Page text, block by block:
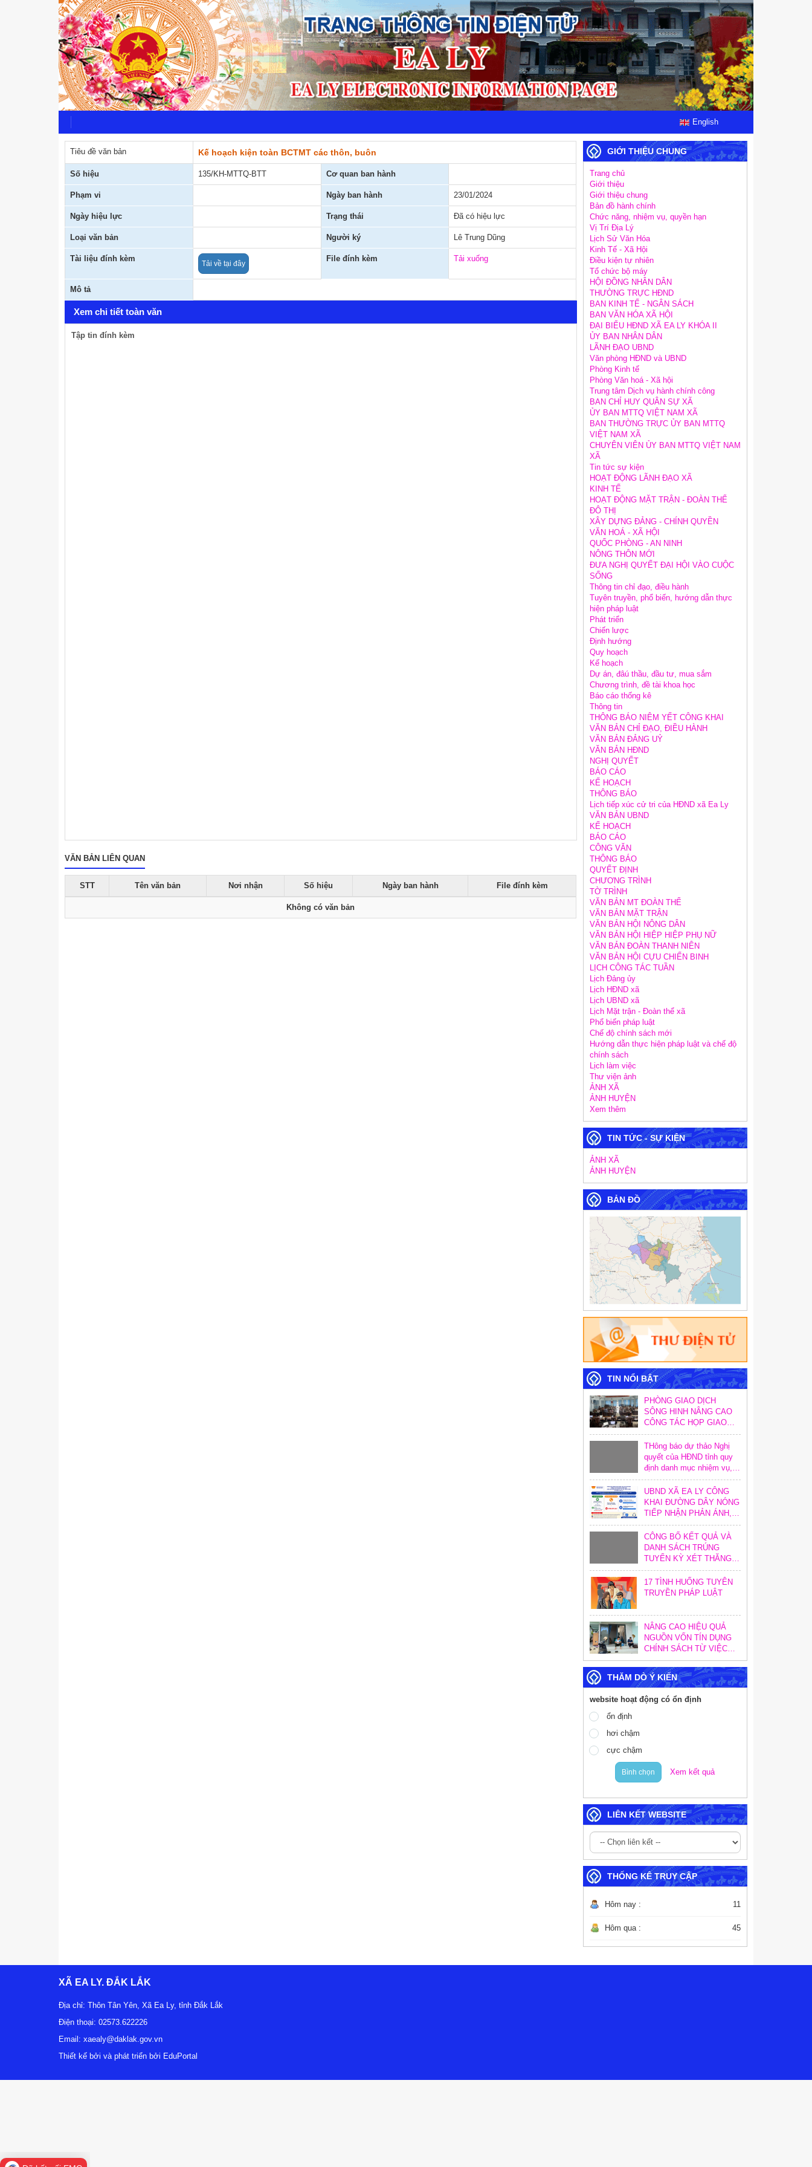
English
Tiêu đề văn bản Kế hoạch kiện toàn BCTMT các thôn, buôn
Số hiệu 135/KH-MTTQ-BTT Cơ quan ban hành
Phạm vi Ngày ban hành 23/01/2024
Ngày hiệu lực Trạng thái Đã có hiệu lực
Loại văn bản Người ký Lê Trung Dũng
Tài liệu đính kèm
Tải về tại đây
File đính kèm Tải xuống
Mô tả
Xem chi tiết toàn văn
Tập tin đính kèm
VĂN BẢN LIÊN QUAN
STT Tên văn bản Nơi nhận Số hiệu Ngày ban hành File đính kèm
Không có văn bản
GIỚI THIỆU CHUNG
Trang chủ
Giới thiệu
Giới thiệu chung
Bản đồ hành chính
Chức năng, nhiệm vụ, quyền hạn
Vị Trí Địa Lý
Lịch Sử Văn Hóa
Kinh Tế - Xã Hội
Điều kiện tự nhiên
Tổ chức bộ máy
HỘI ĐỒNG NHÂN DÂN
THƯỜNG TRỰC HĐND
BAN KINH TẾ - NGÂN SÁCH
BAN VĂN HÓA XÃ HỘI
ĐẠI BIỂU HĐND XÃ EA LY KHÓA II
ỦY BAN NHÂN DÂN
LÃNH ĐẠO UBND
Văn phòng HĐND và UBND
Phòng Kinh tế
Phòng Văn hoá - Xã hội
Trung tâm Dịch vụ hành chính công
BAN CHỈ HUY QUÂN SỰ XÃ
ỦY BAN MTTQ VIỆT NAM XÃ
BAN THƯỜNG TRỰC ỦY BAN MTTQ
VIỆT NAM XÃ
CHUYÊN VIÊN ỦY BAN MTTQ VIỆT NAM
XÃ
Tin tức sự kiện
HOẠT ĐỘNG LÃNH ĐẠO XÃ
KINH TẾ
HOẠT ĐỘNG MẶT TRẬN - ĐOÀN THỂ
ĐÔ THỊ
XÂY DỰNG ĐẢNG - CHÍNH QUYỀN
VĂN HOÁ - XÃ HỘI
QUỐC PHÒNG - AN NINH
NÔNG THÔN MỚI
ĐƯA NGHỊ QUYẾT ĐẠI HỘI VÀO CUỘC
SỐNG
Thông tin chỉ đạo, điều hành
Tuyên truyền, phổ biến, hướng dẫn thực
hiện pháp luật
Phát triển
Chiến lược
Định hướng
Quy hoạch
Kế hoạch
Dự án, đâú thầu, đầu tư, mua sắm
Chương trình, đề tài khoa học
Báo cáo thống kê
Thông tin
THÔNG BÁO NIÊM YẾT CÔNG KHAI
VĂN BẢN CHỈ ĐẠO, ĐIỀU HÀNH
VĂN BẢN ĐẢNG UỶ
VĂN BẢN HĐND
NGHỊ QUYẾT
BÁO CÁO
KẾ HOẠCH
THÔNG BÁO
Lịch tiếp xúc cử tri của HĐND xã Ea Ly
VĂN BẢN UBND
KẾ HOẠCH
BÁO CÁO
CÔNG VĂN
THÔNG BÁO
QUYẾT ĐỊNH
CHƯƠNG TRÌNH
TỜ TRÌNH
VĂN BẢN MT ĐOÀN THỂ
VĂN BẢN MẶT TRẬN
VĂN BẢN HỘI NÔNG DÂN
VĂN BẢN HỘI HIỆP HIỆP PHỤ NỮ
VĂN BẢN ĐOÀN THANH NIÊN
VĂN BẢN HỘI CỰU CHIẾN BINH
LỊCH CÔNG TÁC TUẦN
Lịch Đảng ủy
Lịch HĐND xã
Lịch UBND xã
Lịch Mặt trận - Đoàn thể xã
Phổ biến pháp luật
Chế độ chính sách mới
Hướng dẫn thực hiện pháp luật và chế độ
chính sách
Lịch làm việc
Thư viện ảnh
ẢNH XÃ
ẢNH HUYỆN
Xem thêm
TIN TỨC - SỰ KIỆN
ẢNH XÃ
ẢNH HUYỆN
BẢN ĐỒ
TIN NỔI BẬT
PHÒNG GIAO DỊCH
SÔNG HINH NÂNG CAO
CÔNG TÁC HỌP GIAO
BAN TẠI ĐIỂM GIAO
DỊCH
THông báo dự thảo Nghị
quyết của HĐND tỉnh quy
định danh mục nhiệm vụ,
hoạt động và định mức
khoán chi trong công tác
xây dựng văn bản quy
phạm pháp luật trên địa
UBND XÃ EA LY CÔNG
KHAI ĐƯỜNG DÂY NÓNG
TIẾP NHẬN PHẢN ÁNH,
KIẾN NGHỊ VỀ THỦ TỤC
HÀNH CHÍNH
CÔNG BỐ KẾT QUẢ VÀ
DANH SÁCH TRÚNG
TUYỂN KỲ XÉT THĂNG
HẠNG CHỨC DANH NGHỀ
NGHIỆP GIÁO VIÊN NĂM
2026
17 TÌNH HUỐNG TUYÊN
TRUYỀN PHÁP LUẬT
NÂNG CAO HIỆU QUẢ
NGUỒN VỐN TÍN DỤNG
CHÍNH SÁCH TỪ VIỆC
TĂNG CƯỜNG CÔNG
TÁC KIỂM TRA, KIỂM
SOÁT NỘI BỘ
THĂM DÒ Ý KIẾN
website hoạt động có ổn định
ổn định
hơi chậm
cực chậm
Bình chọn Xem kết quả
LIÊN KẾT WEBSITE
THỐNG KÊ TRUY CẬP
Hôm nay : 11
Hôm qua : 45
XÃ EA LY. ĐẮK LẮK
Địa chỉ: Thôn Tân Yên, Xã Ea Ly, tỉnh Đắk Lắk
Điện thoại: 02573.622226
Email: xaealy@daklak.gov.vn
Thiết kế bởi và phát triển bởi EduPortal